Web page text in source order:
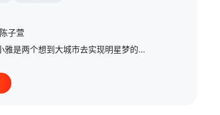
曲靖 /
陈子萱
慧慧和小雅是两个想到大城市去实现明星梦的两个好姐妹，她们一同到了北京，租下了便宜的房子，希望可以在这里找到属于自己的天地。小雅在无意中遇到到了林阳，两个人也慢慢产生了感情，而慧慧为了实现自己的明星梦，